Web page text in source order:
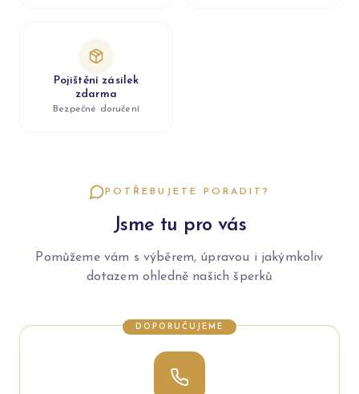
Pojištění zásilek
zdarma
Bezpečné doručení
POTŘEBUJETE PORADIT?
Jsme tu pro vás
Pomůžeme vám s výběrem, úpravou i jakýmkoliv
dotazem ohledně našich šperků
DOPORUČUJEME